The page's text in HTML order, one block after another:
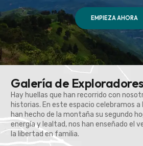
EMPIEZA AHORA
Galería de Exploradores
Hay huellas que han recorrido con
historias. En este espacio celebramos a
han hecho de la montaña su segundo
energía y lealtad, nos han enseñado el
la libertad en familia.